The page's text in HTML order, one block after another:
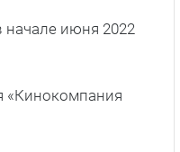
начале июня 2022
«Кинокомпания